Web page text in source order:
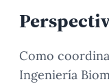
Como
Ingeniería